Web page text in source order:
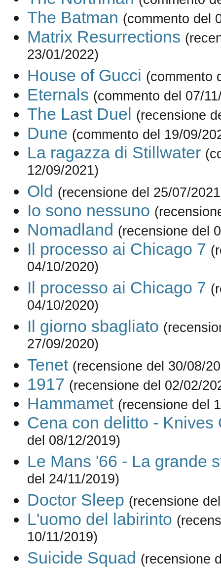
The Batman (commento del
Matrix Resurrections
23/01/2022)
House of Gucci (commento
Eternals (commento del 07/
The Last Duel (recensione
Dune (commento del 19/09/
La ragazza di Stillwater
12/09/2021)
Old (recensione del 25/07/
Io sono nessuno
Nomadland (recensione del
Il processo ai Chicago 7
04/10/2020)
Il processo ai Chicago 7
04/10/2020)
Il giorno sbagliato
27/09/2020)
Tenet (recensione del 30/08/
1917 (recensione del 02/02/
Hammamet (recensione del
Cena con delitto - Knives
del 08/12/2019)
Le Mans '66 - La grande
del 24/11/2019)
Doctor Sleep (recensione
L'uomo del labirinto
10/11/2019)
Suicide Squad (recensione